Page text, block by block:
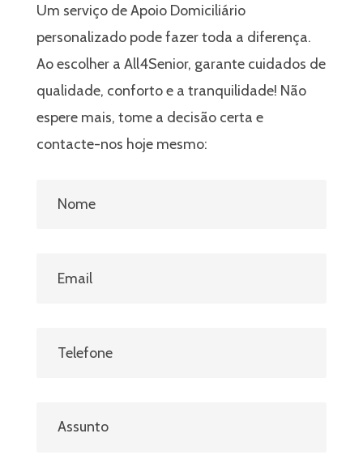
Um serviço de Apoio Domiciliário
personalizado pode fazer toda a diferença.
Ao escolher a All4Senior, garante cuidados de
qualidade, conforto e a tranquilidade! Não
espere mais, tome a decisão certa e
contacte-nos hoje mesmo: